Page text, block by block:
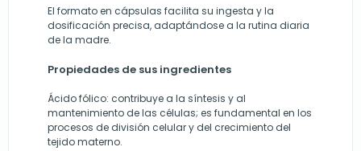
El formato en cápsulas facilita su ingesta y la
dosificación precisa, adaptándose a la rutina diaria
de la madre.
Propiedades de sus ingredientes
Ácido fólico: contribuye a la síntesis y al
mantenimiento de las células; es fundamental en los
procesos de división celular y del crecimiento del
tejido materno.